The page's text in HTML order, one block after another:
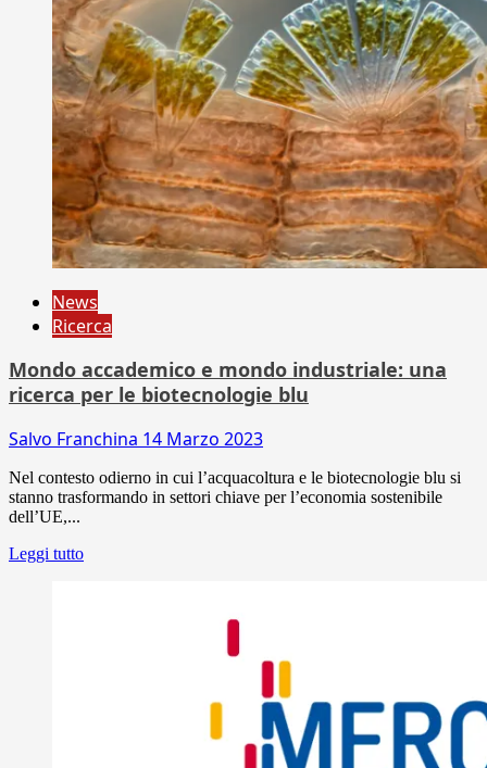
News
Ricerca
Mondo accademico e mondo industriale: una
ricerca per le biotecnologie blu
Salvo Franchina 14 Marzo 2023
Nel contesto odierno in cui l’acquacoltura e le biotecnologie blu si
stanno trasformando in settori chiave per l’economia sostenibile
dell’UE,...
Leggi tutto